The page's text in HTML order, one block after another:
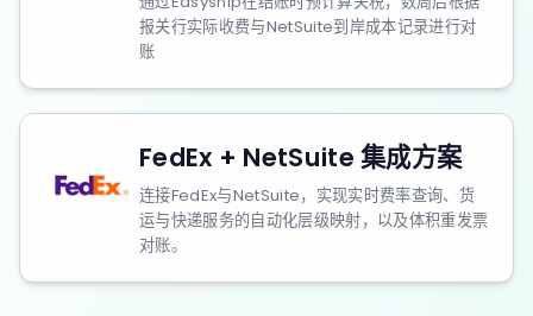
报关行实际收费与NetSuite到岸成本记录进行对
账
FedEx + NetSuite 集成方案
连接FedEx与NetSuite，实现实时费率查询、货
运与快递服务的自动化层级映射，以及体积重发票
对账。